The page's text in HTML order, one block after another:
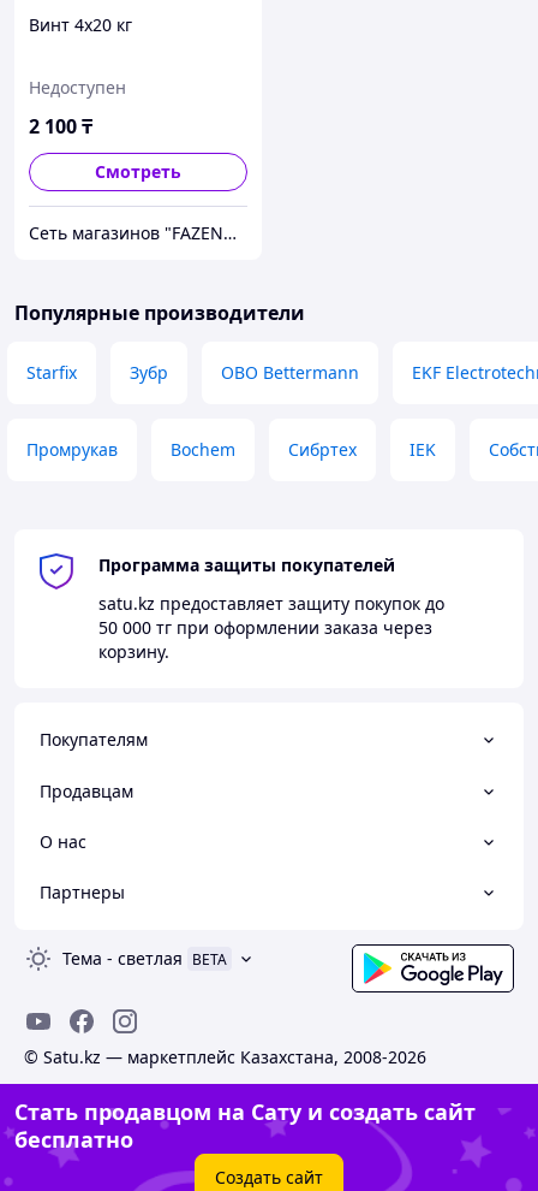
Винт 4х20 кг
Недоступен
2 100₸
Смотреть
Сеть магазинов "FAZENDA" ТОО Инкомстрой
Популярные производители
Starfix Зубр OBO Bettermann EKF
Промрукав Bochem Сибртех IEK
Программа защиты покупателей
satu.kz предоставляет защиту покупок до
50 000 тг при оформлении заказа через
корзину.
Покупателям
Продавцам
О нас
Партнеры
Тема - светлая BETA
© Satu.kz — маркетплейс Казахстана, 2008-2026
Стать продавцом на Сату и создать сайт
бесплатно
Создать сайт